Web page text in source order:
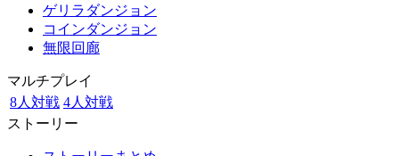
ゲリラダンジョン
コインダンジョン
無限回廊
マルチプレイ
8人対戦 4人対戦
ストーリー